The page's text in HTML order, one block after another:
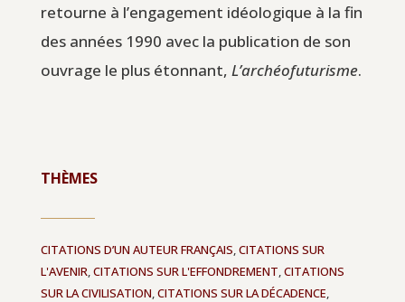
retourne à l’engagement idéologique à la fin
des années 1990 avec la publication de son
ouvrage le plus étonnant, L’archéofuturisme.
THÈMES
CITATIONS D’UN AUTEUR FRANÇAIS,CITATIONS SUR
L'AVENIR,CITATIONS SUR L'EFFONDREMENT,CITATIONS
SUR LA CIVILISATION,CITATIONS SUR LA DÉCADENCE,